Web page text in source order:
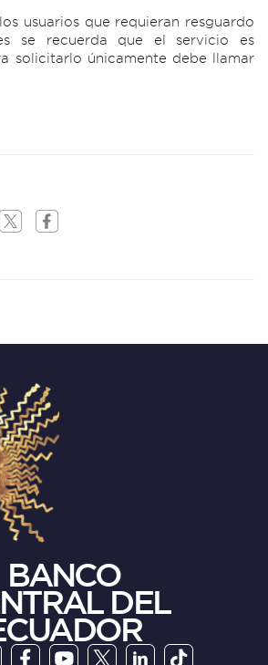
usuarios que requieran resguardo
se recuerda que el servicio es
solicitarlo únicamente debe llamar
BANCO
DEL